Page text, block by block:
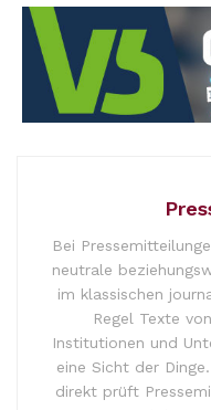
Bei
neutrale
im klassischen
Regel Texte
Institutionen und
eine Sicht der
direkt prüft